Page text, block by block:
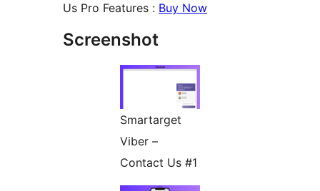
Us Pro Features : Buy Now
Screenshot
Smartarget
Viber –
Contact Us #1